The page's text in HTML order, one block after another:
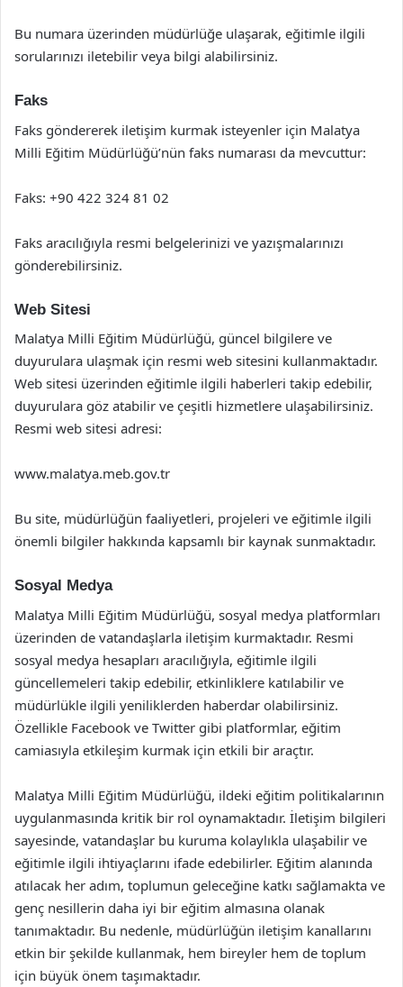
Bu numara üzerinden müdürlüğe ulaşarak, eğitimle ilgili
sorularınızı iletebilir veya bilgi alabilirsiniz.
Faks
Faks göndererek iletişim kurmak isteyenler için Malatya
Milli Eğitim Müdürlüğü’nün faks numarası da mevcuttur:
Faks: +90 422 324 81 02
Faks aracılığıyla resmi belgelerinizi ve yazışmalarınızı
gönderebilirsiniz.
Web Sitesi
Malatya Milli Eğitim Müdürlüğü, güncel bilgilere ve
duyurulara ulaşmak için resmi web sitesini kullanmaktadır.
Web sitesi üzerinden eğitimle ilgili haberleri takip edebilir,
duyurulara göz atabilir ve çeşitli hizmetlere ulaşabilirsiniz.
Resmi web sitesi adresi:
www.malatya.meb.gov.tr
Bu site, müdürlüğün faaliyetleri, projeleri ve eğitimle ilgili
önemli bilgiler hakkında kapsamlı bir kaynak sunmaktadır.
Sosyal Medya
Malatya Milli Eğitim Müdürlüğü, sosyal medya platformları
üzerinden de vatandaşlarla iletişim kurmaktadır. Resmi
sosyal medya hesapları aracılığıyla, eğitimle ilgili
güncellemeleri takip edebilir, etkinliklere katılabilir ve
müdürlükle ilgili yeniliklerden haberdar olabilirsiniz.
Özellikle Facebook ve Twitter gibi platformlar, eğitim
camiasıyla etkileşim kurmak için etkili bir araçtır.
Malatya Milli Eğitim Müdürlüğü, ildeki eğitim politikalarının
uygulanmasında kritik bir rol oynamaktadır. İletişim bilgileri
sayesinde, vatandaşlar bu kuruma kolaylıkla ulaşabilir ve
eğitimle ilgili ihtiyaçlarını ifade edebilirler. Eğitim alanında
atılacak her adım, toplumun geleceğine katkı sağlamakta ve
genç nesillerin daha iyi bir eğitim almasına olanak
tanımaktadır. Bu nedenle, müdürlüğün iletişim kanallarını
etkin bir şekilde kullanmak, hem bireyler hem de toplum
için büyük önem taşımaktadır.